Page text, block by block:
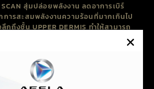
SCAN สุ่มปล่อยพลังงาน ลดอาการเบิร์
ารสะสมพลังงานความร้อนที่มากเกินไป
ลึกถึงชั้น UPPER DERMIS ทำให้สามารถ
SHAPED
ไมครอน แต่ยังคงให้ผลของ
ที่ลงได้ลึกถึงชั้น